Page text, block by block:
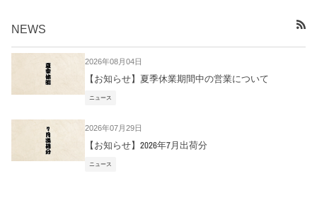
NEWS
2026年08月04日
【お知らせ】夏季休業期間中の営業について
ニュース
2026年07月29日
【お知らせ】2026年7月出荷分
ニュース